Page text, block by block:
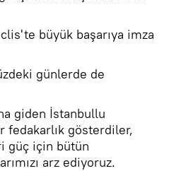
büyük başarıya imza
günlerde de
giden İstanbullu
fedakarlık gösterdiler,
güç için bütün
arz ediyoruz.